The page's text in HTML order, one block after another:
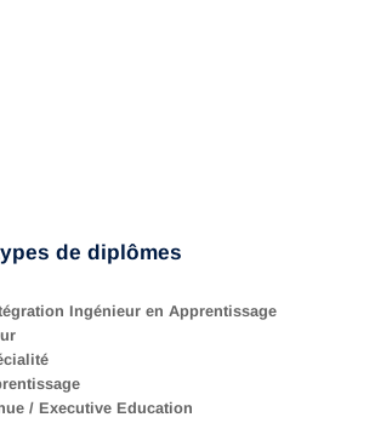
de diplômes
Ingénieur en Apprentissage
/ Executive Education